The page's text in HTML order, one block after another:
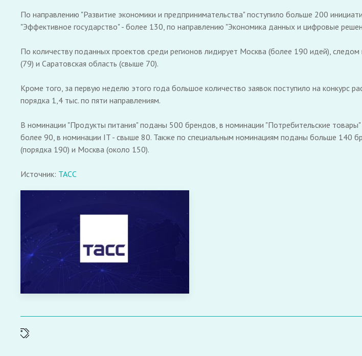
По направлению "Развитие экономики и предпринимательства" поступило больше 200
"Эффективное государство" - более 130, по направлению "Экономика данных и цифровые
По количеству поданных проектов среди регионов лидирует Москва (более 190 идей),
(79) и Саратовская область (свыше 70).
Кроме того, за первую неделю этого года большое количество заявок поступило на конкурс
порядка 1,4 тыс. по пяти направлениям.
В номинации "Продукты питания" поданы 500 брендов, в номинации "Потребительские
более 90, в номинации IT - свыше 80. Также по специальным номинациям поданы больше 140
(порядка 190) и Москва (около 150).
Источник: ТАСС